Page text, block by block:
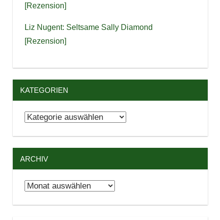
[Rezension]
Liz Nugent: Seltsame Sally Diamond
[Rezension]
KATEGORIEN
Kategorien
ARCHIV
Archiv